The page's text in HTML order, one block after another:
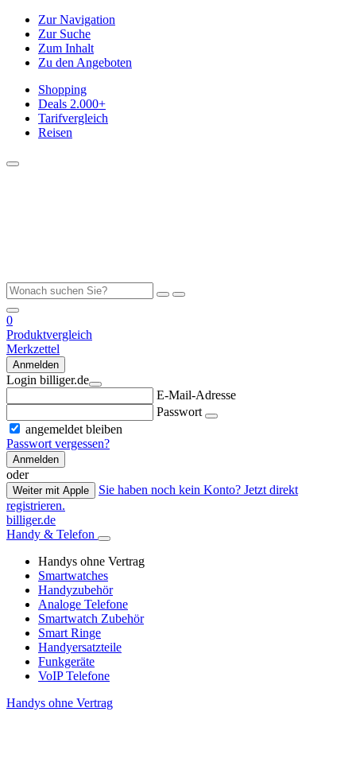
Zur Navigation
Zur Suche
Zum Inhalt
Zu den Angeboten
Shopping
Deals 2.000+
Tarifvergleich
Reisen
0
Produktvergleich
Merkzettel
Anmelden
Login billiger.de
E-Mail-Adresse
Passwort
angemeldet bleiben
Passwort vergessen?
Anmelden
oder
Weiter mit Apple
Sie haben noch kein Konto? Jetzt direkt
registrieren.
billiger.de
Handy & Telefon
Handys ohne Vertrag
Smartwatches
Handyzubehör
Analoge Telefone
Smartwatch Zubehör
Smart Ringe
Handyersatzteile
Funkgeräte
VoIP Telefone
Handys ohne Vertrag